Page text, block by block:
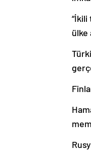
ülke